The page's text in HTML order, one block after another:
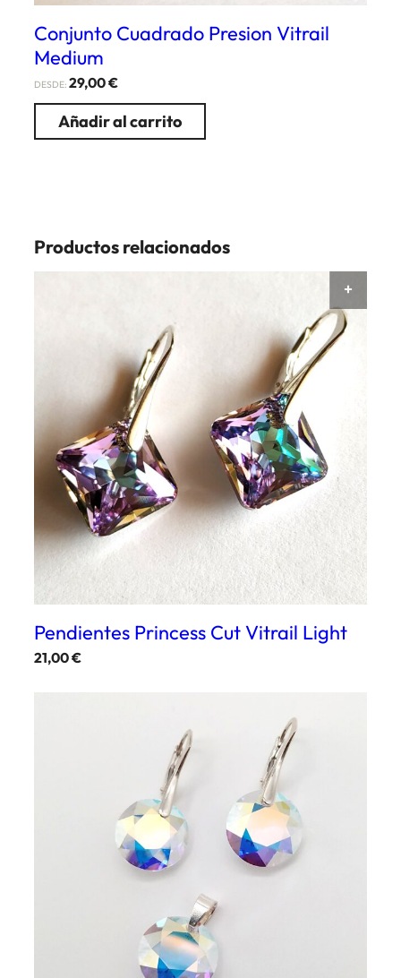
Conjunto Cuadrado Presion Vitrail
Medium
DESDE: 29,00€
Añadir al carrito
Productos relacionados
Pendientes Princess Cut Vitrail Light
21,00€